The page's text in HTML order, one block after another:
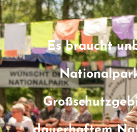
Es braucht